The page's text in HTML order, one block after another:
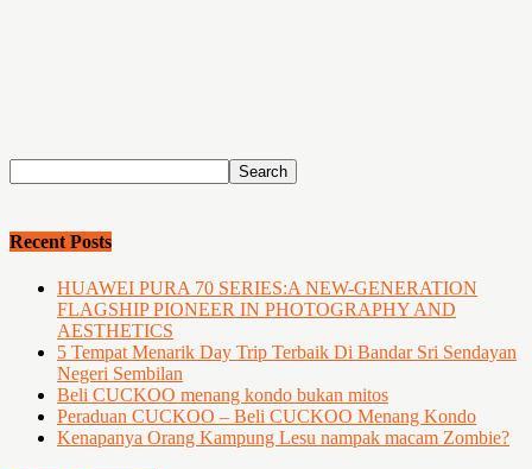
Recent Posts
HUAWEI PURA 70 SERIES:A NEW-GENERATION
FLAGSHIP PIONEER IN PHOTOGRAPHY AND
AESTHETICS
5 Tempat Menarik Day Trip Terbaik Di Bandar Sri Sendayan
Negeri Sembilan
Beli CUCKOO menang kondo bukan mitos
Peraduan CUCKOO – Beli CUCKOO Menang Kondo
Kenapanya Orang Kampung Lesu nampak macam Zombie?